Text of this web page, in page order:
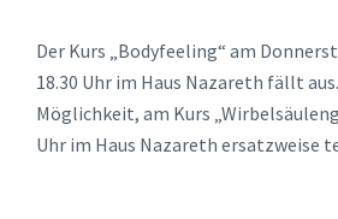
Der Kurs „Bodyfeeling“ am
18.30 Uhr im Haus Nazareth fällt
Möglichkeit, am Kurs
Uhr im Haus Nazareth ersatzweise